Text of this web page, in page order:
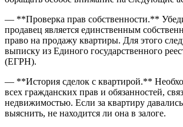
— **Проверка прав собственности.**
продавец является единственным
право на продажу квартиры. Для этого
выписку из Единого государственного
(ЕГРН).
— **История сделок с квартирой.**
всех гражданских прав и обязанностей,
недвижимостью. Если за квартиру
выяснить, не находится ли она в залоге.